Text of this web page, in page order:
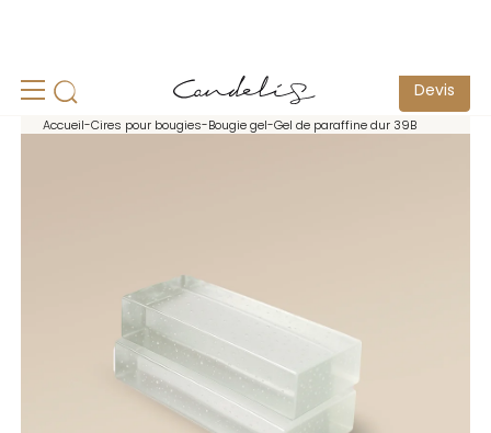
Devis
Accueil-Cires pour bougies-Bougie gel-Gel de paraffine dur 39B